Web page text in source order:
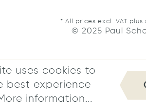
* All prices excl. VAT plus
© 2025 Paul
uses cookies to
best experience
information...